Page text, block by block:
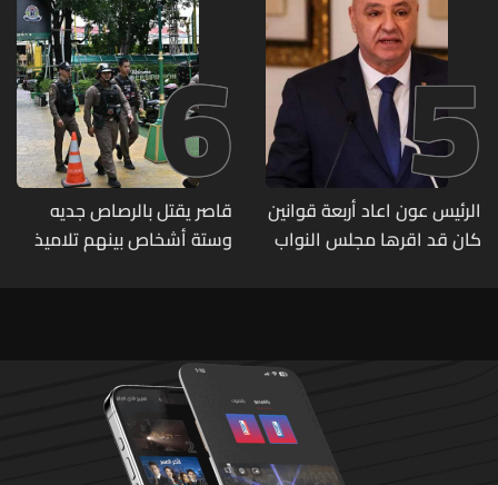
5
الرئيس عون اعاد أربعة قوانين
كان قد اقرها مجلس النواب
6
قاصر يقتل بالرصاص جديه
وستة أشخاص بينهم تلاميذ